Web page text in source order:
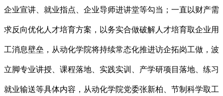
企业宣讲、就业指点、企业导师进讲堂等勾当；一直以财产需
求反向优化人才培育方案，以务实合做破解人才培育取企业用
工消息壁垒，从动化学院将持续常态化推进访企拓岗工做，波
立脚专业讲授、课程落地、实践实训、产学研项目落地、练习
就业输送等具体内容，从动化学院党委张新柏、节制科学取工